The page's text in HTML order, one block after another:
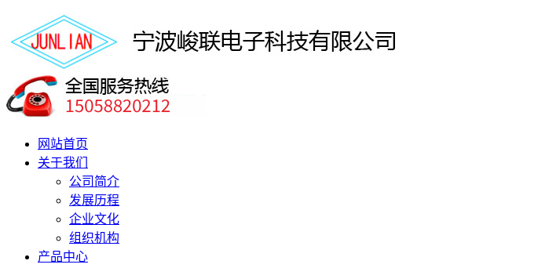
网站首页
关于我们
公司简介
发展历程
企业文化
组织机构
产品中心